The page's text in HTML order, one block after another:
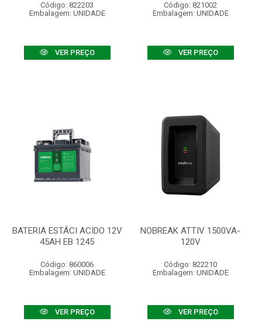
Código: 822203
Embalagem: UNIDADE
VER PREÇO
Código: 821002
Embalagem: UNIDADE
VER PREÇO
BATERIA ESTÁCI ACIDO 12V
45AH EB 1245
Código: 860006
Embalagem: UNIDADE
VER PREÇO
NOBREAK ATTIV 1500VA-
120V
Código: 822210
Embalagem: UNIDADE
VER PREÇO